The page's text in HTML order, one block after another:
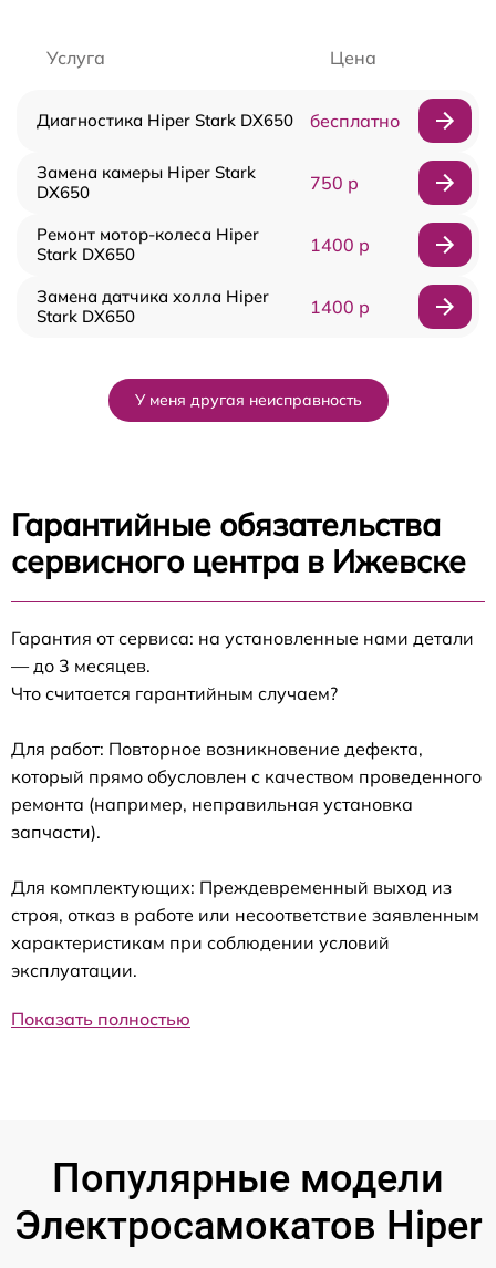
Услуга Цена
Диагностика Hiper Stark DX650 бесплатно
Замена камеры Hiper Stark
DX650
750 р
Ремонт мотор-колеса Hiper
Stark DX650
1400 р
Замена датчика холла Hiper
Stark DX650
1400 р
У меня другая неисправность
Гарантийные обязательства
сервисного центра в Ижевске
Гарантия от сервиса: на установленные нами детали
— до 3 месяцев.
Что считается гарантийным случаем?
Для работ: Повторное возникновение дефекта,
который прямо обусловлен с качеством проведенного
ремонта (например, неправильная установка
запчасти).
Для комплектующих: Преждевременный выход из
строя, отказ в работе или несоответствие заявленным
характеристикам при соблюдении условий
эксплуатации.
Показать полностью
Популярные модели
Электросамокатов Hiper